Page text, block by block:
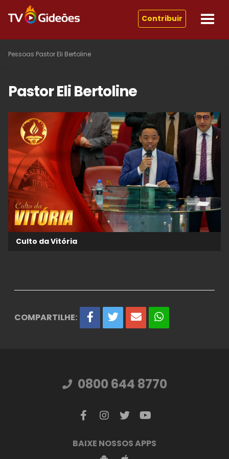
Contribuir
Pessoas Pastor Eli Bertoline
Pastor Eli Bertoline
Culto da Vitória
COMPARTILHE:
0800 644 8770
BAIXE NOSSOS APPS